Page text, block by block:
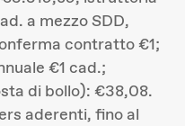
a mezzo SDD,
contratto €1;
€1 cad.;
di bollo): €38,08.
aderenti, fino al